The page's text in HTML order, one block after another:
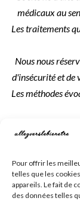
Pour offrir les
telles que les
appareils. Le fait de
des données telles
médicaux au
Les traitements
Nous nous
d'insécurité et de
Les méthodes
propriété